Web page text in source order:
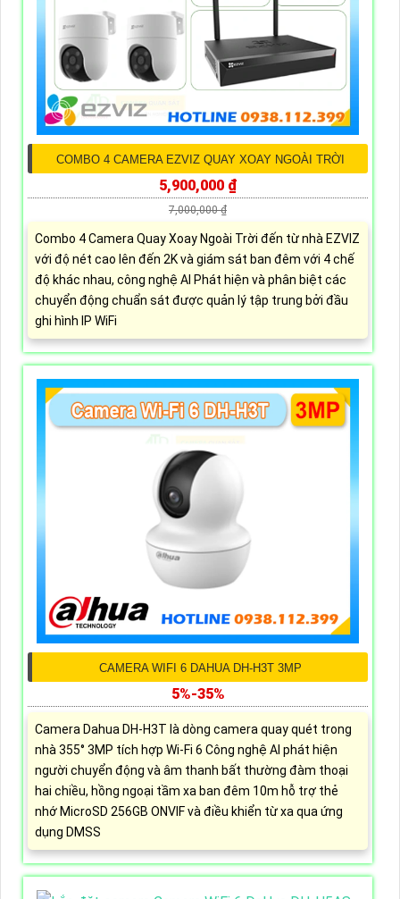
COMBO 4 CAMERA EZVIZ QUAY XOAY NGOÀI TRỜI
5,900,000 ₫
7,000,000 ₫
Combo 4 Camera Quay Xoay Ngoài Trời đến từ nhà EZVIZ
với độ nét cao lên đến 2K và giám sát ban đêm với 4 chế
độ khác nhau, công nghệ AI Phát hiện và phân biệt các
chuyển động chuẩn sát được quản lý tập trung bởi đầu
ghi hình IP WiFi
CAMERA WIFI 6 DAHUA DH-H3T 3MP
5%-35%
Camera Dahua DH-H3T là dòng camera quay quét trong
nhà 355° 3MP tích hợp Wi-Fi 6 Công nghệ AI phát hiện
người chuyển động và âm thanh bất thường đàm thoại
hai chiều, hồng ngoại tầm xa ban đêm 10m hỗ trợ thẻ
nhớ MicroSD 256GB ONVIF và điều khiển từ xa qua ứng
dụng DMSS